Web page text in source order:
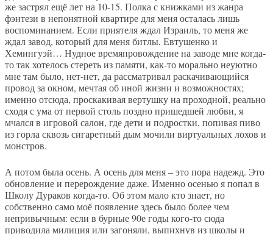
же застрял ещё лет на 10-15. Полка с книжками из жанра
фэнтези в непонятной квартире для меня осталась лишь
воспоминанием. Если приятеля ждал Израиль, то меня же
ждал завод, который для меня битлы, Евтушенко и
Хемингуэй… Нудное времяпровождение на заводе мне когда-
то так хотелось стереть из памяти, как-то морально неуютно
мне там было, нет-нет, да рассматривал раскачивающийся
провод за окном, мечтая об иной жизни и возможностях;
именно отсюда, проскакивая вертушку на проходной, реально
сходя с ума от первой столь поздно пришедшей любви, я
мчался в игровой салон, где дети и подростки, попивая пиво
из горла сквозь сигаретный дым мочили виртуальных лохов и
монстров.
А потом была осень. А осень для меня – это пора надежд. Это
обновление и перерождение даже. Именно осенью я попал в
Школу Дураков когда-то. Об этом мало кто знает, но
собственно само моё появление здесь было более чем
непривычным: если в бурные 90е годы кого-то сюда
приводила милиция или загоняли, выпихнув из школы и